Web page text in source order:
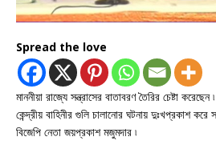
Spread the love
মাননীয়া রাজ্যে সন্ত্রাসের বাতাবরণ তৈরির চেষ্টা
কেন্দ্রীয় বাহিনীর গুলি চালানোর ঘটনায় দুঃখপ্রকাশ করে
বিজেপি নেতা জয়প্রকাশ মজুমদার ৷